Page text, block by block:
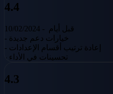
4.4
10/02/2024 - قبل أيام
- خيارات دعم جديدة
- إعادة ترتيب أقسام الإعدادات
- تحسينات في الأداء
4.3